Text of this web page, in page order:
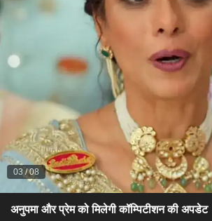
03/08
अनुपमा और प्रेम को मिलेगी कॉम्पिटीशन की अपडेट